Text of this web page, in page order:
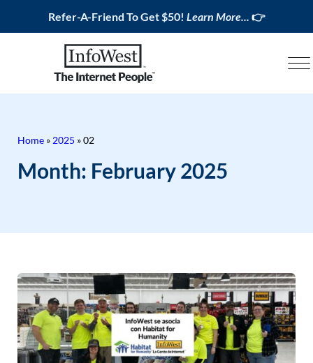
Refer-A-Friend To Get $50! Learn More... 👉
Home »2025 »02
Month: February 2025